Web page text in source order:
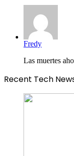
Fredy
Las muertes
Recent Tech